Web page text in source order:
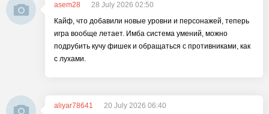
asem28
28 July 2026 02:50
Кайф, что добавили новые уровни и персонажей, теперь
игра вообще летает. Имба система умений, можно
подрубить кучу фишек и обращаться с противниками, как
с лухами.
aliyar78641
20 July 2026 06:40